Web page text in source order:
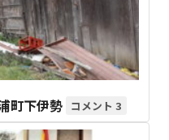
町下伊勢 3